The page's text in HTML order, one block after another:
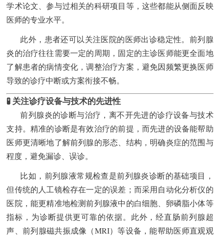
学术论文、参与过相关的科研项目等，这些都能从侧面反映
医师的专业水平。
此外，患者还可以关注医院的医师出诊稳定性。前列腺
炎的治疗往往需要一定的周期，固定的主诊医师能更全面地
了解患者的病情变化，调整治疗方案，避免因频繁更换医师
导致的诊疗中断或方案衔接不畅。
🧪 关注诊疗设备与技术的先进性
前列腺炎的诊断与治疗，离不开先进的诊疗设备与技术
支持。精准的诊断是有效治疗的前提，而先进的设备能帮助
医师更清晰地了解前列腺的形态、结构，明确炎症的范围与
程度，避免漏诊、误诊。
比如，前列腺液常规检查是前列腺炎诊断的基础项目，
但传统的人工镜检存在一定的误差；而采用自动化分析仪的
医院，能更精准地检测前列腺液中的白细胞、卵磷脂小体等
指标，为诊断提供更可靠的依据。此外，经直肠前列腺超
声、前列腺磁共振成像（MRI）等设备，能帮助医师直观观